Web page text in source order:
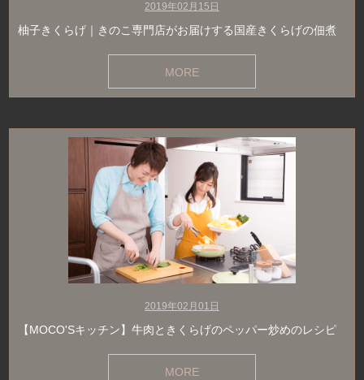
2019年02月15日
柚子きくらげ｜きのこ専門店がお届けする国産きくらげの佃煮
MORE
2019年02月01日
【MOCO'Sキッチン】牛肉ときくらげのペッパー炒めのレシピ
MORE